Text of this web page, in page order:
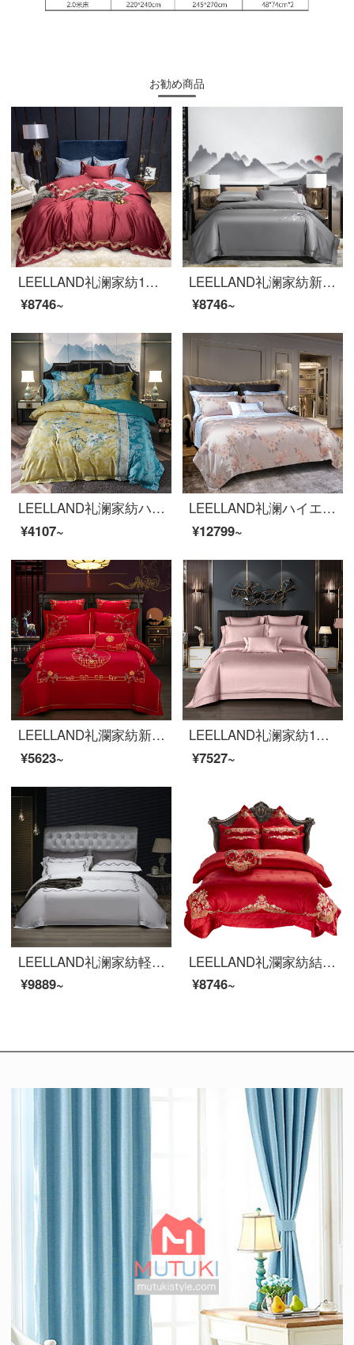
お勧め商品
LEELLAND礼澜家紡140本の欧風軽い贅沢な高級ホテル風の貢のサテン刺繍の全綿の寝具四点セットの別荘の見本の間の寝具セットの錦の赤1.5-1.8メートルのベッド/200*230 cm
¥8746~
LEELLAND礼澜家紡新中国式刺繍100本の全綿ベッド用品四点セットの純綿現代別荘見本室のハイエンドベッド用品セットのハスの花-深冬灰1.8-2.0メートルベッド/220*240 cm
¥8746~
LEELLAND礼澜家紡ハイエンドヨーロッパ装飾美花プリント研磨寝具四点セット純綿厚い保温ベッドセット花に魅せられた顔-黄1.8-22.0メートルベッド/220*240 cm
¥4107~
LEELLAND礼澜ハイエンドの家庭用紡績100本の高い絹糸光全綿大提花ベッド用品四点セットの別荘のサンプル間ベッドセットの花間軽音語-粉1.8-2.0メートルベッド/220*240 cm
¥12799~
LEELLAND礼瀾家紡新中国式大紅結婚祝い60本の綿刺繍の全綿寝具4点セットの結婚ベッド用品セットアイイ1.8-2.0メートルベッド/220*240 cm
¥5623~
LEELLAND礼澜家紡100 Sの馬綿ジャカードハイエンドの全綿ベッドの上に四点セットの五星ホテルの別荘見本室のベッド用品セットの精緻さ-小豆1.8-2.0メートルのベッド/220*240 cm
¥7527~
LEELLAND礼澜家紡軽奢な花卉刺繍100本の綿刺繍ベッド用品4点セット5つ星ホテルサンプル間の純綿ベッドセットの維納-亮白1.5-1.8メートルベッド/200*230 cm
¥9889~
LEELLAND礼瀾家紡結婚祝いの真っ赤な100本の綿の花模様を織り交ぜた中国式刺繍の結婚式ベッド用品四点セットの純綿刺繍ベッドセットの花好月円四点セット1.8-210メートルのベッド/220*240 cm
¥8746~